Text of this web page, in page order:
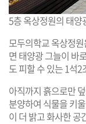
5층 옥상정원의 태양
모두의학교 옥상정
면 태양광 그늘이 바
도 피할 수 있는 1석2
아직까지 흙으로만
분양하여 식물을 키
이 더 밝고 화사한 공